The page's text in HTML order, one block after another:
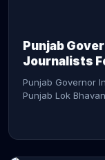
Punjab
Journalists
Punjab Governor
Punjab Lok